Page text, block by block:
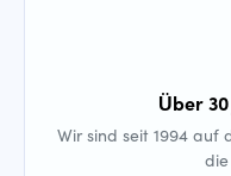
Über
Wir sind seit 1994 auf